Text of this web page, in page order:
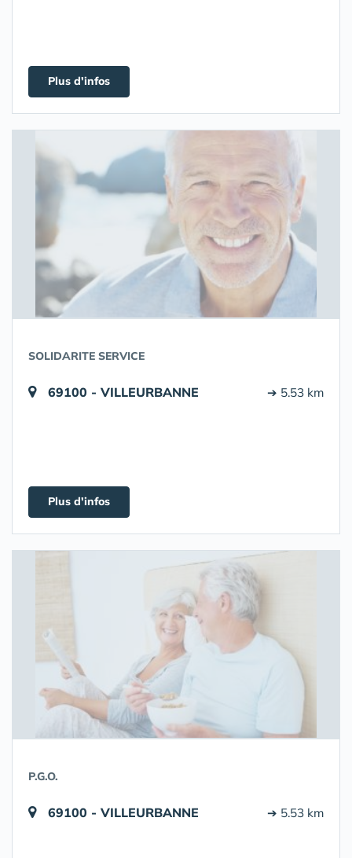
Plus d'infos
SOLIDARITE SERVICE
69100 - VILLEURBANNE ➔ 5.53 km
Plus d'infos
P.G.O.
69100 - VILLEURBANNE ➔ 5.53 km